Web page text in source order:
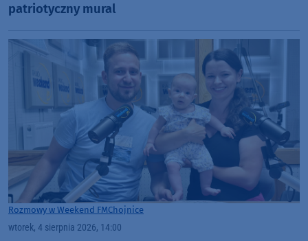
patriotyczny mural
Rozmowy w Weekend FMChojnice
wtorek, 4 sierpnia 2026, 14:00